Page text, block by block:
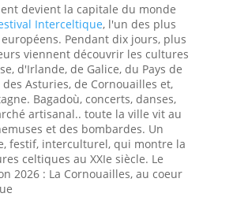
devient la capitale du monde
Interceltique, l'un des plus
Pendant dix jours, plus
viennent découvrir les cultures
d'Irlande, de Galice, du Pays de
des Asturies, de Cornouailles et,
Bagadoù, concerts, danses,
artisanal.. toute la ville vit au
et des bombardes. Un
festif, interculturel, qui montre la
celtiques au XXIe siècle. Le
2026 : La Cornouailles, au coeur